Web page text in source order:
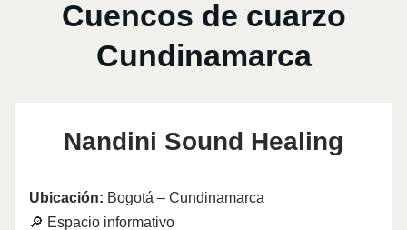
Cuencos de cuarzo
Cundinamarca
Nandini Sound Healing
Ubicación: Bogotá – Cundinamarca
🔎 Espacio informativo